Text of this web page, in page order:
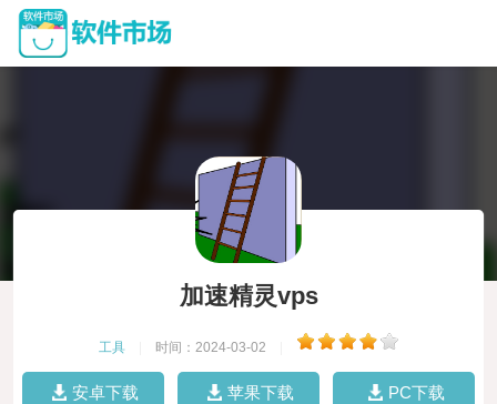
加速精灵vps
工具 时间：2024-03-02
安卓下载 苹果下载 PC下载